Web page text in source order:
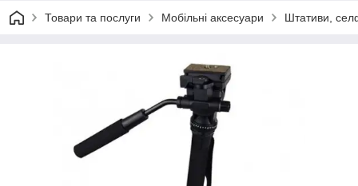
Товари та послуги Мобільні аксесуари Штативи,